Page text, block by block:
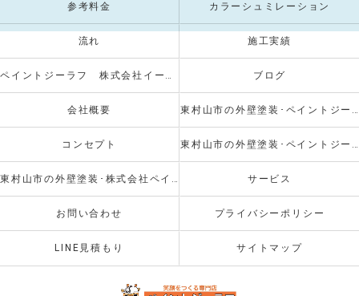
参考料金 カラーシュミレーション
流れ 施工実績
ペイントジーラフ 株式会社イーストクリエイト ブログ
会社概要 東村山市の外壁塗装･ペイントジーラフの口コミ情報
コンセプト 東村山市の外壁塗装･ペイントジーラフのお客様の声
東村山市の外壁塗装･株式会社ペイントジーラフの評判 サービス
お問い合わせ プライバシーポリシー
LINE見積もり サイトマップ